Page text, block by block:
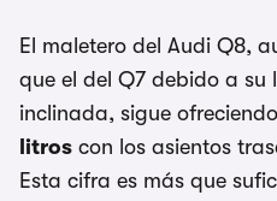
El maletero del Audi Q8,
que el del Q7 debido a su
inclinada, sigue
litros con los asientos
Esta cifra es más que